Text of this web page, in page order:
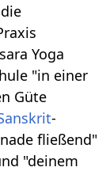
Yoga
"in einer
Güte
-
fließend"
"deinem